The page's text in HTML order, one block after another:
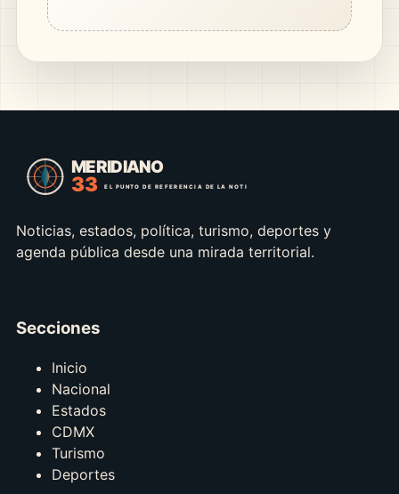
Noticias, estados, política, turismo, deportes y
agenda pública desde una mirada territorial.
Secciones
Inicio
Nacional
Estados
CDMX
Turismo
Deportes